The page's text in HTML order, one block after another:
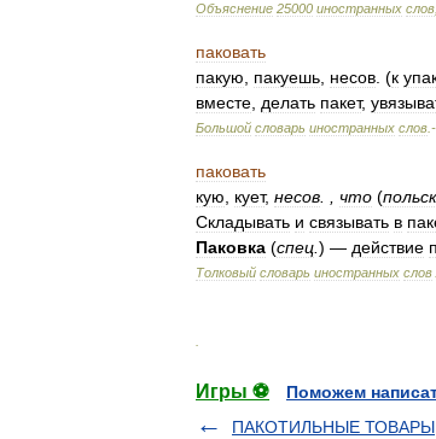
Объяснение 25000 иностранных слов
паковать
пакую
пакуешь несов . (к
вместе делать пакет,
Большой словарь иностранных слов .-
паковать
кую
кует, несов что (польск
Складывать и связывать в
Паковка (спец ) — действие
Толковый словарь иностранных слов
Игры ⚽
Поможем
ПАКОТИЛЬНЫЕ ТОВАРЫ